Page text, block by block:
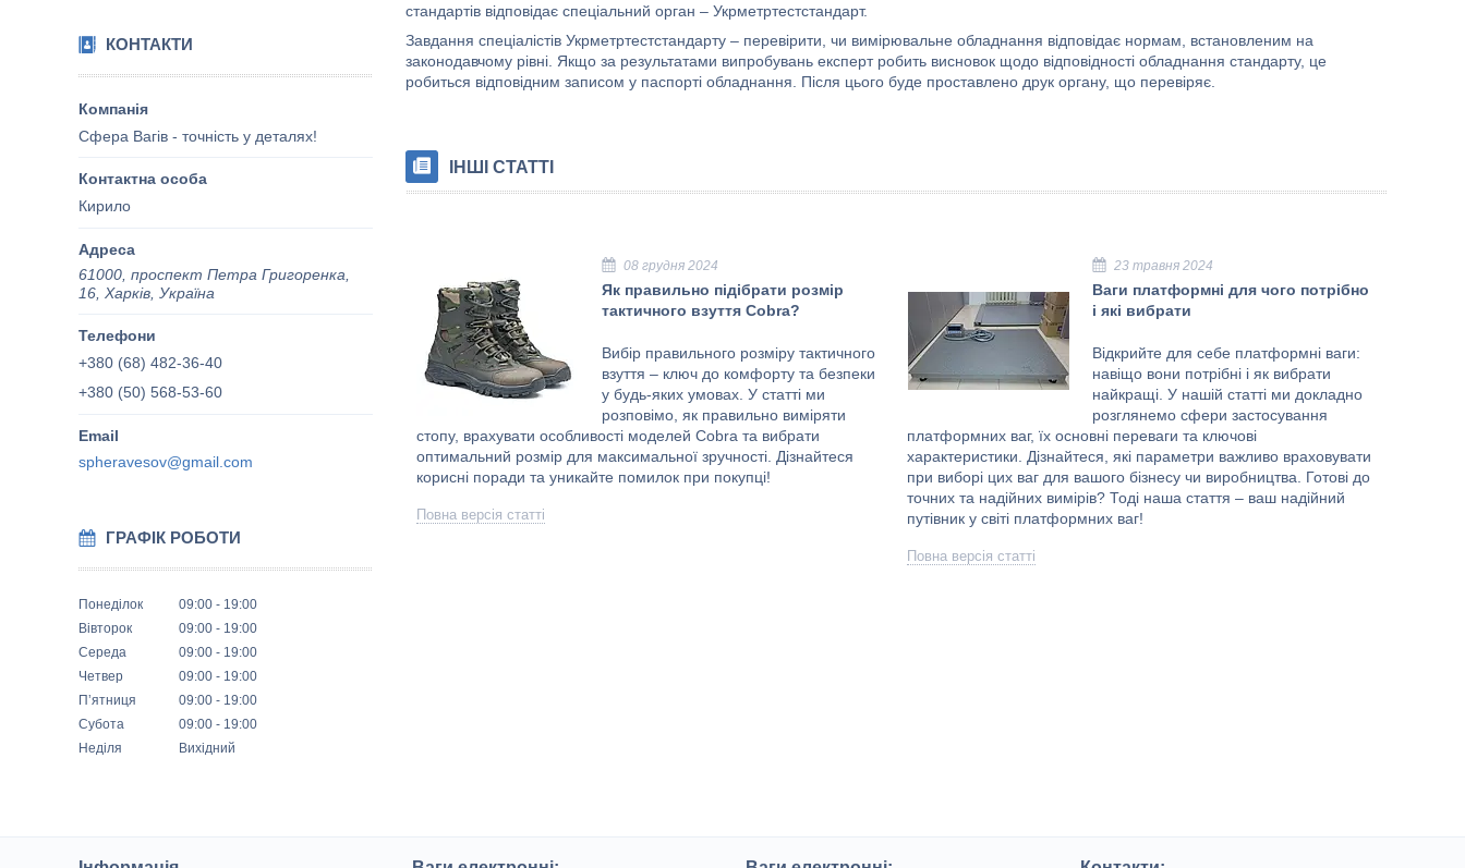
КОНТАКТИ
Сфера Вагів - точність у деталях!
Кирило
61000, проспект Петра Григоренка,
16, Харків, Україна
+380 (68) 482-36-40
+380 (50) 568-53-60
spheravesov@gmail.com
ГРАФІК РОБОТИ
Понеділок 09:00
19:00
Вівторок
09:00
19:00
Середа
09:00
19:00
Четвер
09:00
19:00
Пʼятниця
09:00
19:00
Субота
09:00
19:00
Неділя
Вихідний
стандартів відповідає спеціальний орган – Укрметртестстандарт.
Завдання спеціалістів Укрметртестстандарту – перевірити, чи вимірювальне обладнання відповідає нормам, встановленим на
законодавчому рівні. Якщо за результатами випробувань експерт робить висновок щодо відповідності обладнання стандарту, це
робиться відповідним записом у паспорті обладнання. Після цього буде проставлено друк органу, що перевіряє.
ІНШІ СТАТТІ
08 грудня 2024
Як правильно підібрати розмір
тактичного взуття Cobra?
Вибір правильного розміру тактичного
взуття – ключ до комфорту та безпеки
у будь-яких умовах. У статті ми
розповімо, як правильно виміряти
стопу, врахувати особливості моделей Cobra та вибрати
оптимальний розмір для максимальної зручності. Дізнайтеся
корисні поради та уникайте помилок при покупці!
Повна версія статті
23 травня 2024
Ваги платформні для чого потрібно
і які вибрати
Відкрийте для себе платформні ваги: ​​
навіщо вони потрібні і як вибрати
найкращі. У нашій статті ми докладно
розглянемо сфери застосування
платформних ваг, їх основні переваги та ключові
характеристики. Дізнайтеся, які параметри важливо враховувати
при виборі цих ваг для вашого бізнесу чи виробництва. Готові до
точних та надійних вимірів? Тоді наша стаття – ваш надійний
путівник у світі платформних ваг!
Повна версія статті